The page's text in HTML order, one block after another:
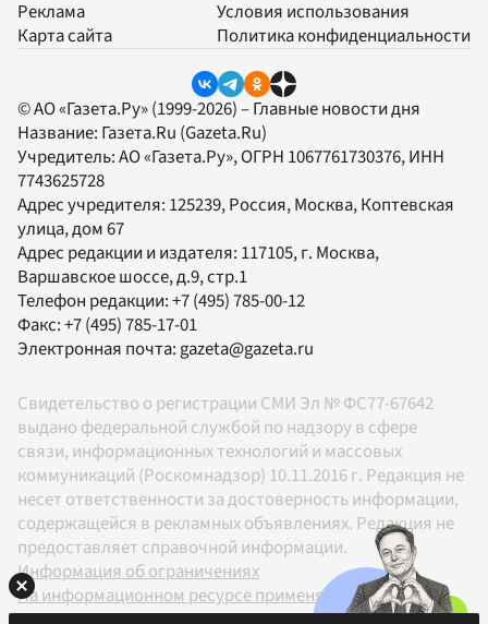
Реклама
Карта сайта
Условия использования
Политика конфиденциальности
© АО «Газета.Ру» (1999-2026) – Главные новости дня
Название: Газета.Ru (Gazeta.Ru)
Учредитель:АО «Газета.Ру», ОГРН 1067761730376, ИНН
7743625728
Адрес учредителя: 125239, Россия, Москва, Коптевская
улица, дом 67
Адрес редакции и издателя: 117105, г. Москва,
Варшавское шоссе, д.9, стр.1
Телефон редакции:+7 (495) 785-00-12
Факс:+7 (495) 785-17-01
Электронная почта: gazeta@gazeta.ru
Свидетельство о регистрации СМИ Эл № ФС77-67642
выдано федеральной службой по надзору в сфере
связи, информационных технологий и массовых
коммуникаций (Роскомнадзор) 10.11.2016 г. Редакция не
несет ответственности за достоверность информации,
содержащейся в рекламных объявлениях. Редакция не
предоставляет справочной информации.
Информация об ограничениях
На информационном ресурсе применяются